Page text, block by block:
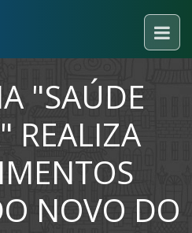
"SAÚDE
REALIZA
NOVO DO